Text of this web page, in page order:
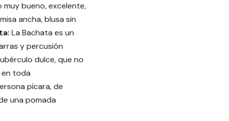
muy bueno, excelente,
ancha, blusa sin
La Bachata es un
y percusión
dulce, que no
en toda
pícara, de
una pomada